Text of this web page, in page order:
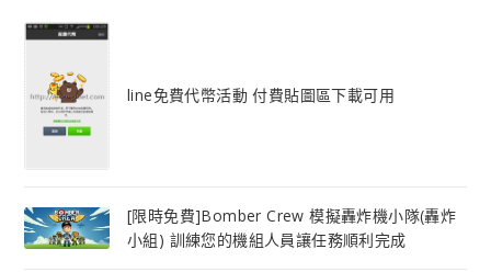
line免費代幣活動 付費貼圖區下載可用
[限時免費]Bomber Crew 模擬轟炸機小隊(轟炸
小組) 訓練您的機組人員讓任務順利完成